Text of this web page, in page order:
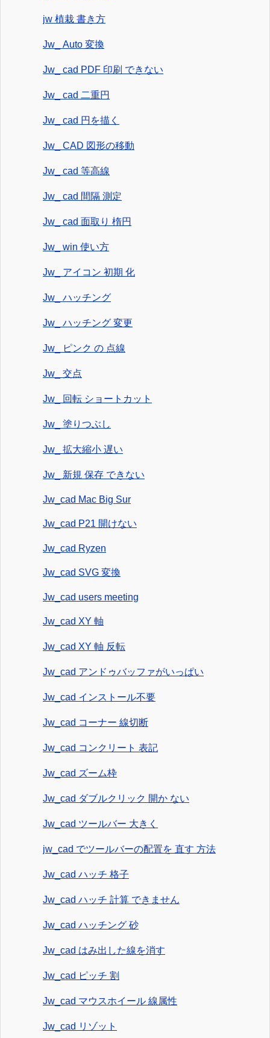
jw 植栽 書き方
Jw_ Auto 変換
Jw_ cad PDF 印刷 できない
Jw_ cad 二重円
Jw_ cad 円を描く
Jw_ CAD 図形の移動
Jw_ cad 等高線
Jw_ cad 間隔 測定
Jw_ cad 面取り 楕円
Jw_ win 使い方
Jw_ アイコン 初期 化
Jw_ ハッチング
Jw_ ハッチング 変更
Jw_ ピンク の 点線
Jw_ 交点
Jw_ 回転 ショートカット
Jw_ 塗りつぶし
Jw_ 拡大縮小 遅い
Jw_ 新規 保存 できない
Jw_cad Mac Big Sur
Jw_cad P21 開けない
Jw_cad Ryzen
Jw_cad SVG 変換
Jw_cad users meeting
Jw_cad XY 軸
Jw_cad XY 軸 反転
Jw_cad アンドゥバッファがいっぱい
Jw_cad インストール不要
Jw_cad コーナー 線切断
Jw_cad コンクリート 表記
Jw_cad ズーム枠
Jw_cad ダブルクリック 開か ない
Jw_cad ツールバー 大きく
jw_cad でツールバーの配置を 直す 方法
Jw_cad ハッチ 格子
Jw_cad ハッチ 計算 できません
Jw_cad ハッチング 砂
Jw_cad はみ出した線を消す
Jw_cad ピッチ 割
Jw_cad マウスホイール 線属性
Jw_cad リゾット